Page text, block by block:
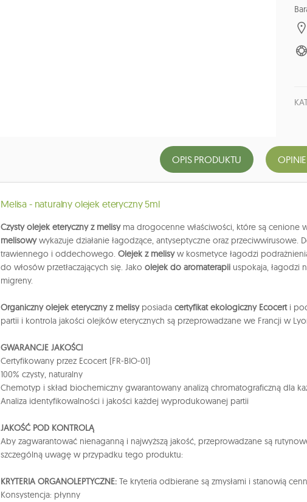
OPIS PRODUKTU
Melisa - naturalny olejek eteryczny 5ml
Czysty olejek eteryczny z melisyma drogocenne właściwości, które są cenione
melisowywykazuje działanie łagodzące, antyseptyczne oraz przeciwwirusowe.
trawiennego i oddechowego. Olejek z melisyw kosmetyce łagodzi
do włosów przetłaczających się. Jako olejek do aromaterapii uspokaja, łagodzi
migreny.
Organiczny olejek eteryczny z melisyposiada certyfikat ekologiczny Ecocerti
partii i kontrola jakości olejków eterycznych są przeprowadzane we Francji w
GWARANCJE JAKOŚCI
Certyfikowany przez Ecocert (FR-BIO-01)
100% czysty, naturalny
Chemotyp i skład biochemiczny gwarantowany analizą chromatograficzną dla
Analiza identyfikowalności i jakości każdej wyprodukowanej partii
JAKOŚĆ POD KONTROLĄ
Aby zagwarantować nienaganną i najwyższą jakość, przeprowadzane są
szczególną uwagę w przypadku tego produktu:
KRYTERIA ORGANOLEPTYCZNE: Te kryteria odbierane są zmysłami i stanowią
Konsystencja: płynny